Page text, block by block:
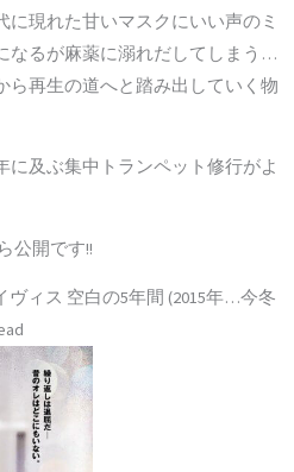
現れた甘いマスクにいい声のミ
なるが麻薬に溺れだしてしまう…
ら再生の道へと踏み出していく物
に及ぶ集中トランペット修行がよ
公開です!!
ヴィス 空白の5年間 (2015年…今冬